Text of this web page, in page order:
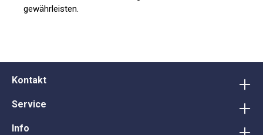
gewährleisten.
Kontakt
Service
Info